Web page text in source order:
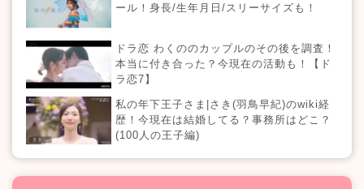
ール！身長/生年月日/スリーサイズも！
ドラ恋 わくののカップルのその後を調査！
本当に付き合った？今現在の活動も！【ド
ラ恋7】
私の年下王子さま|さき(羽鳥早紀)のwiki経
歴！今現在は結婚してる？事務所はどこ？
(100人の王子編)